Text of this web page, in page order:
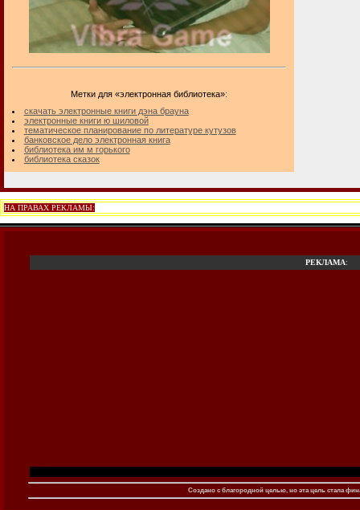
Метки для «электронная библиотека»:
скачать электронные книги дэна брауна
электронные книги ю шиловой
тематическое планирование по литературе кутузов
банковское дело электронная книга
библиотека им м горького
библиотека сказок
НА ПРАВАХ РЕКЛАМЫ:
РЕКЛАМА:
Создано c благородной целью, но эта цель стала